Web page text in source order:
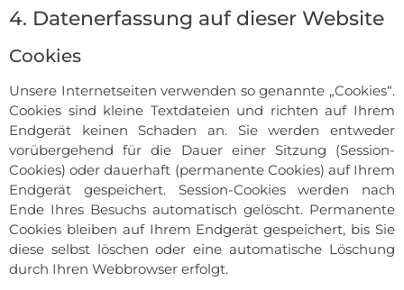
4. Datenerfassung auf dieser Website
Cookies
Unsere Internetseiten verwenden so genannte „Cookies“.
Cookies sind kleine Textdateien und richten auf Ihrem
Endgerät keinen Schaden an. Sie werden entweder
vorübergehend für die Dauer einer Sitzung (Session-
Cookies) oder dauerhaft (permanente Cookies) auf Ihrem
Endgerät gespeichert. Session-Cookies werden nach
Ende Ihres Besuchs automatisch gelöscht. Permanente
Cookies bleiben auf Ihrem Endgerät gespeichert, bis Sie
diese selbst löschen oder eine automatische Löschung
durch Ihren Webbrowser erfolgt.